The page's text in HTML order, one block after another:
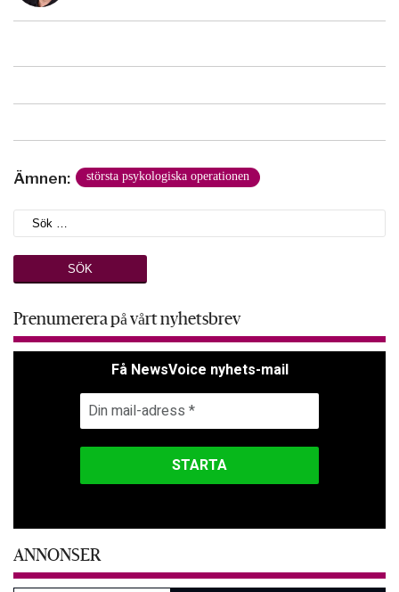
Ämnen: största psykologiska operationen
Prenumerera på vårt nyhetsbrev
Få NewsVoice nyhets-mail
ANNONSER